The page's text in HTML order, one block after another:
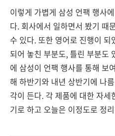
이렇게 가볍게 삼성 언팩 행사
다. 회사에서 일하면서 봤기 때
수 있다. 또한 영어로 진행이
되어 놓친 부분도, 틀린 부분도
에 삼성이 언팩 행사를 통해 보
해 하반기와 내년 상반기에 나
각이 든다. 각 제품에 대한 자
기로 하고 오늘은 이정도로 정